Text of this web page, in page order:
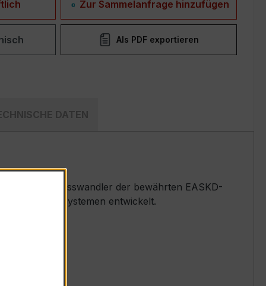
Zur Sammelanfrage hinzufügen
Als PDF exportieren
DATEN
Messwandler der bewährten EASKD-
entwickelt.